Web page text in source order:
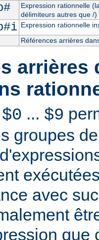
Expression rationnelle
délimiteurs autres que /)
Expression rationnelle
Références arrières
arrières
$0 ... $9
groupes
avec
que